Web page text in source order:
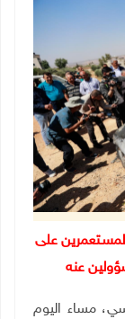
على
عنه
دبلوماسي، مساء اليوم